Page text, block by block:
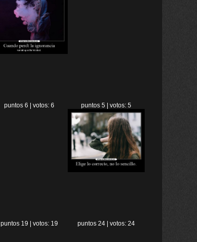
puntos 6 | votos: 6 puntos 5 | votos: 5
puntos 19 | votos: 19 puntos 24 | votos: 24